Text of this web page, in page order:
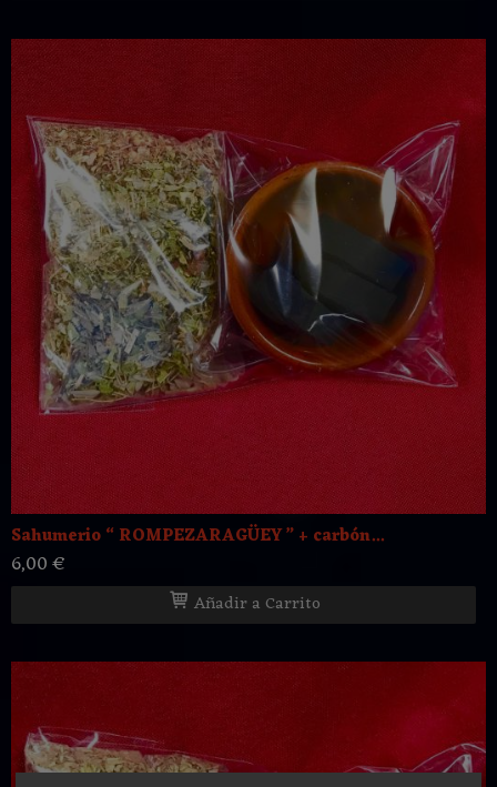
Sahumerio “ ROMPEZARAGÜEY ” + carbón...
6,00 €
Añadir a Carrito